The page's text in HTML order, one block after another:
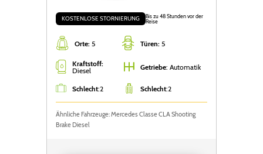
Orte: 5 Türen: 5
KOSTENLOSE STORNIERUNG
Bis zu 48 Stunden vor der
Reise
Kraftstoff:
Diesel
Getriebe: Automatik
Schlecht:2 Schlecht:2
Ähnliche Fahrzeuge: Mercedes Classe CLA Shooting
Brake Diesel